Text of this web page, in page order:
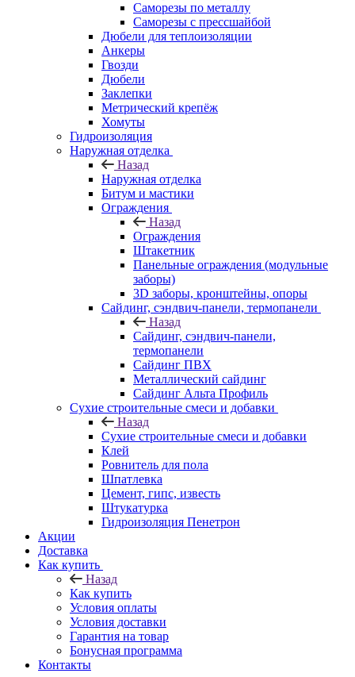
Саморезы по металлу
Саморезы с прессшайбой
Дюбели для теплоизоляции
Анкеры
Гвозди
Дюбели
Заклепки
Метрический крепёж
Хомуты
Гидроизоляция
Наружная отделка
Назад
Наружная отделка
Битум и мастики
Ограждения
Назад
Ограждения
Штакетник
Панельные ограждения (модульные
заборы)
3D заборы, кронштейны, опоры
Cайдинг, сэндвич-панели, термопанели
Назад
Cайдинг, сэндвич-панели,
термопанели
Сайдинг ПВХ
Металлический сайдинг
Сайдинг Альта Профиль
Сухие строительные смеси и добавки
Назад
Сухие строительные смеси и добавки
Клей
Ровнитель для пола
Шпатлевка
Цемент, гипс, известь
Штукатурка
Гидроизоляция Пенетрон
Акции
Доставка
Как купить
Назад
Как купить
Условия оплаты
Условия доставки
Гарантия на товар
Бонусная программа
Контакты